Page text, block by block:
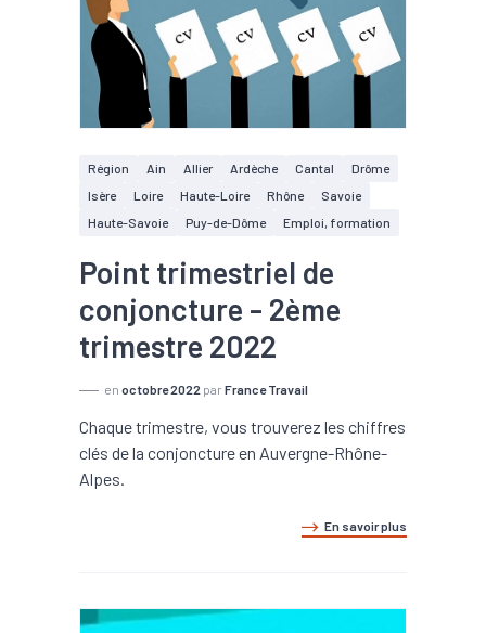
Région Ain Allier Ardèche Cantal
Drôme
Isère
Loire Haute-Loire Rhône
Savoie
Haute-Savoie
Puy-de-Dôme Emploi, formation
Point trimestriel de
conjoncture - 2ème
trimestre 2022
en octobre 2022 par France Travail
Chaque trimestre, vous trouverez les chiffres
clés de la conjoncture en Auvergne-Rhône-
Alpes.
En savoir plus